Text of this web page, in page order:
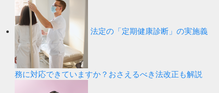
法定の「定期健康診断」の実施義
務に対応できていますか？おさえるべき法改正も解説